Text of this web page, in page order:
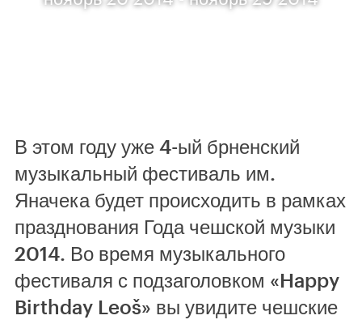
В этом году уже 4-ый брненский
музыкальный фестиваль им.
Яначека будет происходить в рамках
празднования Года чешской музыки
2014. Во время музыкального
фестиваля с подзаголовком «Happy
Birthday Leoš» вы увидите чешские